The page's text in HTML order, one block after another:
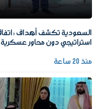
السعودية تكشف أهداف
استراتيجي دون محاور عسكرية
منذ 20 ساعة